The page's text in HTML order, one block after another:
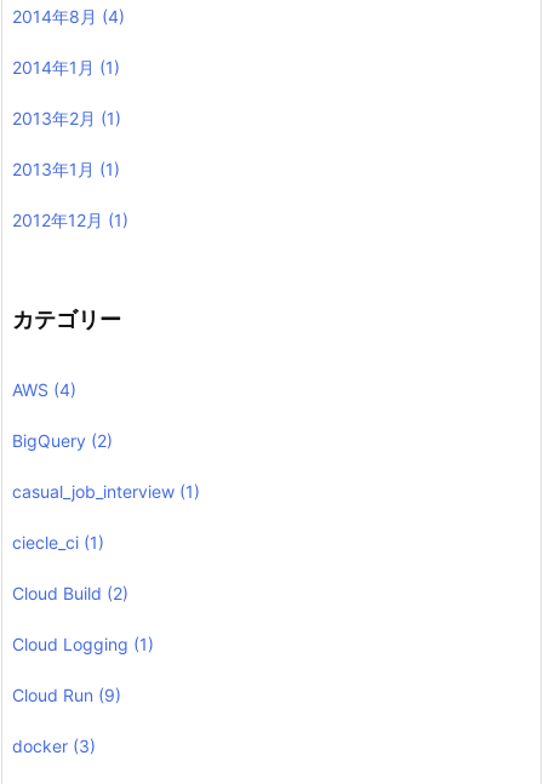
2014年8月 (4)
2014年1月 (1)
2013年2月 (1)
2013年1月 (1)
2012年12月 (1)
カテゴリー
AWS (4)
BigQuery (2)
casual_job_interview (1)
ciecle_ci (1)
Cloud Build (2)
Cloud Logging (1)
Cloud Run (9)
docker (3)